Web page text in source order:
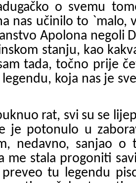
o svemu
nas učinilo to `malo,
Apolona negoli
stanju, kao
tada, točno prije
koja nas je
rat, svi su se
je potonulo u
nedavno, sanjao o
me stala progoniti
tu legendu